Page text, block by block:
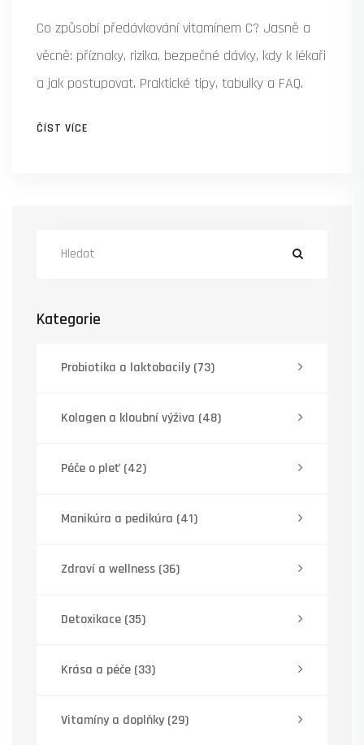
Co způsobí předávkování vitamínem C? Jasně a
věcně: příznaky, rizika, bezpečné dávky, kdy k lékaři
a jak postupovat. Praktické tipy, tabulky a FAQ.
ČÍST VÍCE
Kategorie
Probiotika a laktobacily(73)
Kolagen a kloubní výživa (48)
Péče o pleť (42)
Manikúra a pedikúra (41)
Zdraví a wellness (36)
Detoxikace (35)
Krása a péče (33)
Vitamíny a doplňky(29)